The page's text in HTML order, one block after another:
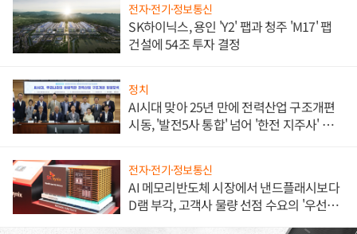
전자·전기·정보통신
SK하이닉스, 용인 'Y2' 팹과 청주 'M17' 팹
건설에 54조 투자 결정
정치
AI시대 맞아 25년 만에 전력산업 구조개편
시동, '발전5사 통합' 넘어 '한전 지주사' 재편
전자·전기·정보통신
AI 메모리반도체 시장에서 낸드플래시보다
D램 부각, 고객사 물량 선점 수요의 '우선순